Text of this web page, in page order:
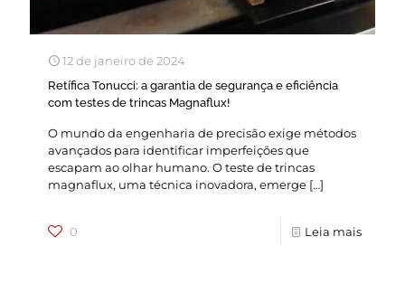
12 de janeiro de 2024
Retífica Tonucci: a garantia de segurança e eficiência
com testes de trincas Magnaflux!
O mundo da engenharia de precisão exige métodos
avançados para identificar imperfeições que
escapam ao olhar humano. O teste de trincas
magnaflux, uma técnica inovadora, emerge […]
0 Leia mais